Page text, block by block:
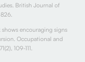
British Journal of
shows encouraging signs
Occupational and
109-111.